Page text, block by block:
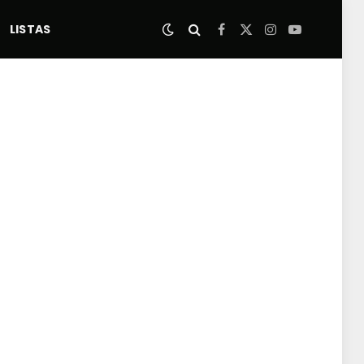
LISTAS Facebook
X
Instagram
YouTube